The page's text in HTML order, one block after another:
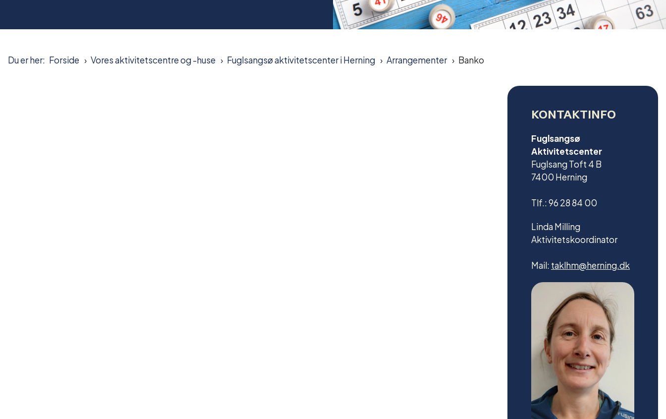
Du er her: Forside Vores aktivitetscentre og -huse Fuglsangsø aktivitetscenter i Herning Arrangementer Banko
KONTAKTINFO
Fuglsangsø
Aktivitetscenter
Fuglsang Toft 4 B
7400 Herning
Tlf.: 96 28 84 00
Linda Milling
Aktivitetskoordinator
Mail:taklhm@herning.dk